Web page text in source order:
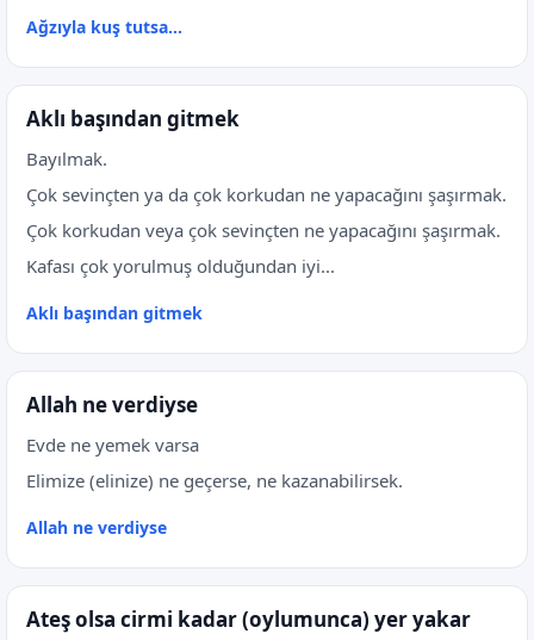
Ağzıyla kuş tutsa…
Aklı başından gitmek
Bayılmak.
Çok sevinçten ya da çok korkudan ne yapacağını şaşırmak.
Çok korkudan veya çok sevinçten ne yapacağını şaşırmak.
Kafası çok yorulmuş olduğundan iyi...
Aklı başından gitmek
Allah ne verdiyse
Evde ne yemek varsa
Elimize (elinize) ne geçerse, ne kazanabilirsek.
Allah ne verdiyse
Ateş olsa cirmi kadar (oylumunca) yer yakar